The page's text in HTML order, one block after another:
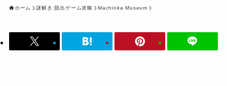
ホーム 謎解き:脱出ゲーム攻略 Machinka Museum